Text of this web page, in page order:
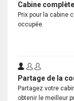
Cabine complète
Prix pour la cabine
occupée.
Partage de la
Partagez votre
obtenir le meilleur